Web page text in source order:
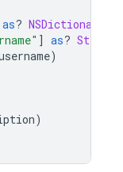
as? NSDictionary
] as? String
)
)